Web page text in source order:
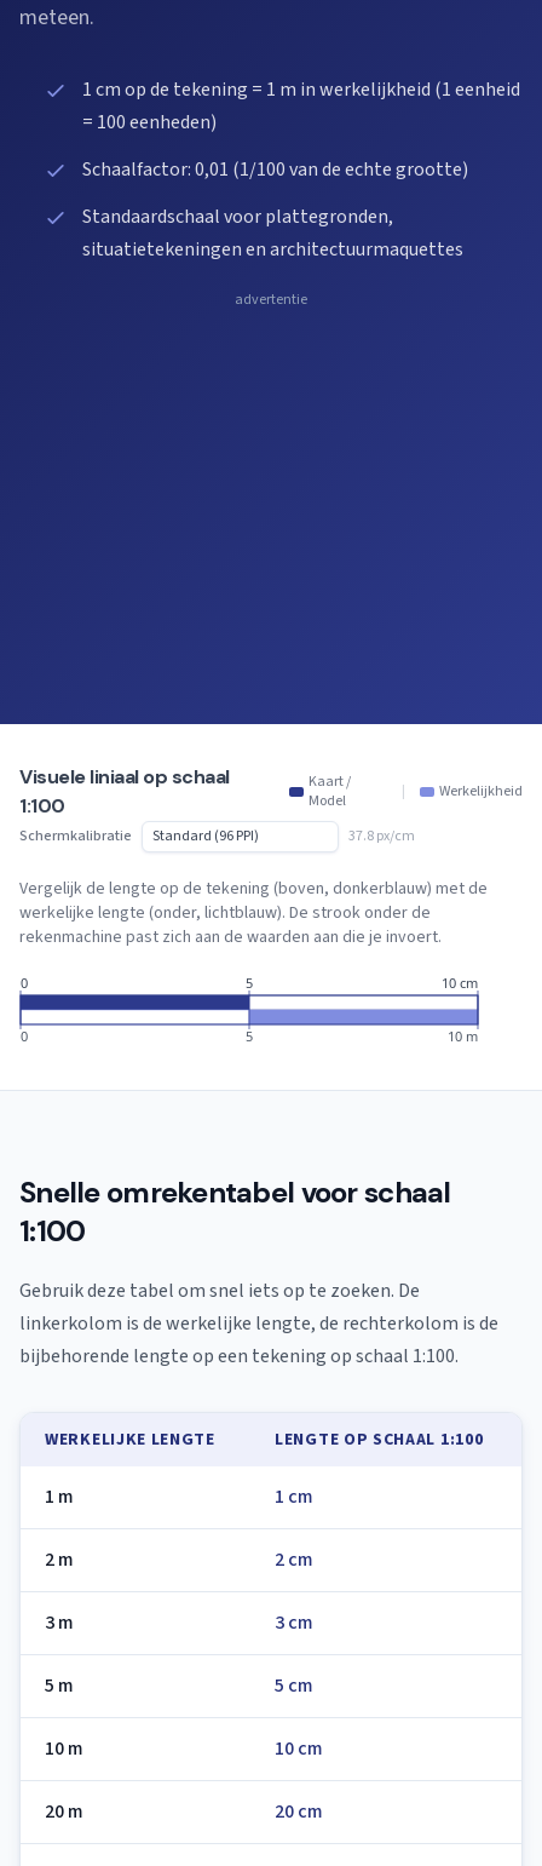
meteen.
1 cm op de tekening = 1 m in werkelijkheid (1 eenheid
= 100 eenheden)
Schaalfactor: 0,01 (1/100 van de echte grootte)
Standaardschaal voor plattegronden,
situatietekeningen en architectuurmaquettes
advertentie
Visuele liniaal op schaal
1:100
Kaart /
Model
| Werkelijkheid
Schermkalibratie 37.8 px/cm
Vergelijk de lengte op de tekening (boven, donkerblauw) met de
werkelijke lengte (onder, lichtblauw). De strook onder de
rekenmachine past zich aan de waarden aan die je invoert.
0
0
5
5
10 cm
10 m
Snelle omrekentabel voor schaal
1:100
Gebruik deze tabel om snel iets op te zoeken. De
linkerkolom is de werkelijke lengte, de rechterkolom is de
bijbehorende lengte op een tekening op schaal 1:100.
WERKELIJKE LENGTE LENGTE OP SCHAAL 1:100
1 m 1 cm
2 m 2 cm
3 m 3 cm
5 m 5 cm
10 m 10 cm
20 m 20 cm